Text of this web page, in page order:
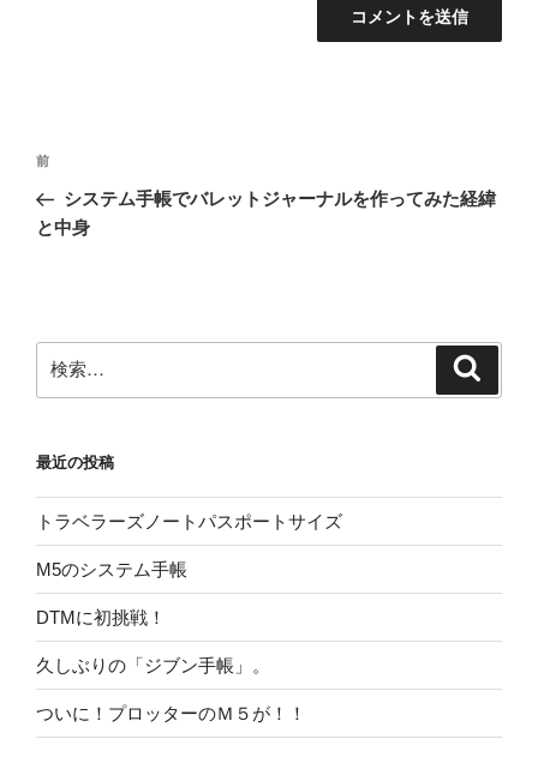
投
ナ
シ
ョ
前
の
投
前
システム手帳でバレットジャーナルを作ってみた経緯
と中身
索:
最近の投稿
トラベラーズノートパスポートサイズ
M5のシステム手帳
DTMに初挑戦！
久しぶりの「ジブン手帳」。
ついに！プロッターのＭ５が！！